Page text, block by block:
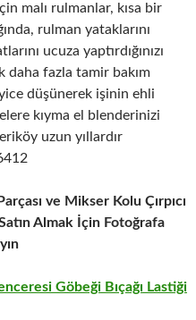
malı rulmanlar, kısa bir
rulman yataklarını
ucuza yaptırdığınızı
daha fazla tamir bakım
düşünerek işinin ehli
kıyma el blenderinizi
uzun yıllardır
ve Mikser Kolu Çırpıcı
Almak İçin Fotoğrafa